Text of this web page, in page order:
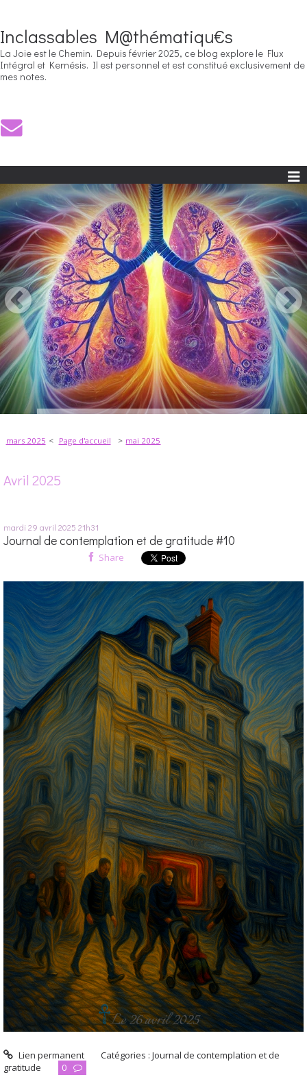
Inclassables M@thématiqu€s
La Joie est le Chemin. Depuis février 2025, ce blog explore le Flux
Intégral et Kernésis. Il est personnel et est constitué exclusivement de
mes notes.
mars 2025 Page d'accueil mai 2025
Avril 2025
mardi 29 avril 2025 21h31
Journal de contemplation et de gratitude #10
Share
Lien permanent Catégories :Journal de contemplation et de
gratitude
0